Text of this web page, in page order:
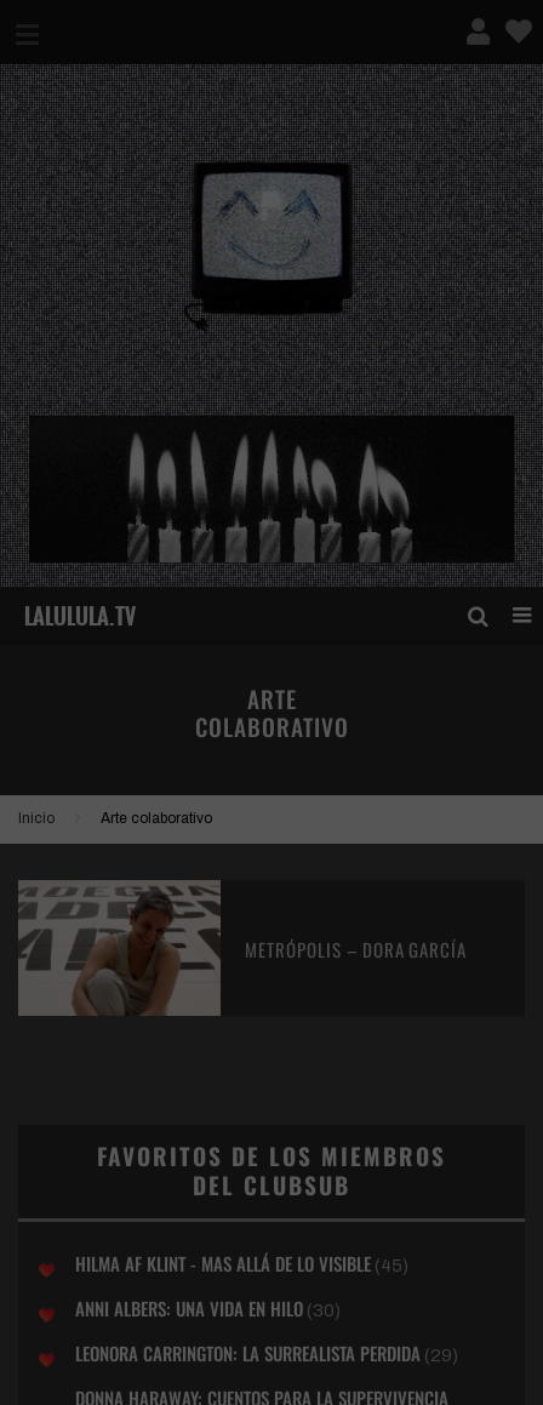
¿QUÉ ES ESTO?
ARTE
COLABORATIVO
Inicio Arte colaborativo
METRÓPOLIS – DORA GARCÍA
FAVORITOS DE LOS MIEMBROS
DEL CLUBSUB
HILMA AF KLINT - MAS ALLÁ DE LO VISIBLE (45)
ANNI ALBERS: UNA VIDA EN HILO (30)
LEONORA CARRINGTON: LA SURREALISTA PERDIDA (29)
DONNA HARAWAY: CUENTOS PARA LA SUPERVIVENCIA